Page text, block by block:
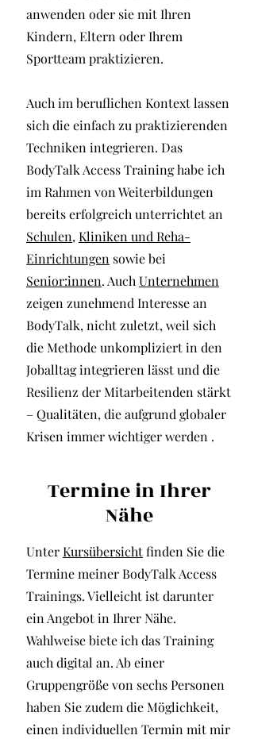
anwenden oder sie mit Ihren
Kindern, Eltern oder Ihrem
Sportteam praktizieren.
Auch im beruflichen Kontext lassen
sich die einfach zu praktizierenden
Techniken integrieren. Das
BodyTalk Access Training habe ich
im Rahmen von Weiterbildungen
bereits erfolgreich unterrichtet an
Schulen, Kliniken und Reha-
Einrichtungen sowie bei
Senior:innen. Auch Unternehmen
zeigen zunehmend Interesse an
BodyTalk, nicht zuletzt, weil sich
die Methode unkompliziert in den
Joballtag integrieren lässt und die
Resilienz der Mitarbeitenden stärkt
– Qualitäten, die aufgrund globaler
Krisen immer wichtiger werden .
Termine in Ihrer
Nähe
UnterKursübersichtfinden Sie die
Termine meiner BodyTalk Access
Trainings. Vielleicht ist darunter
ein Angebot in Ihrer Nähe.
Wahlweise biete ich das Training
auch digital an. Ab einer
Gruppengröße von sechs Personen
haben Sie zudem die Möglichkeit,
einen individuellen Termin mit mir